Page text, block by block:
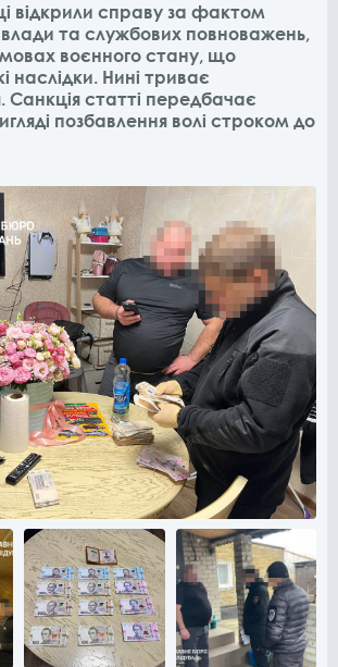
відкрили справу за фактом
та службових повноважень,
воєнного стану, що
наслідки. Нині триває
Санкція статті передбачає
позбавлення волі строком до